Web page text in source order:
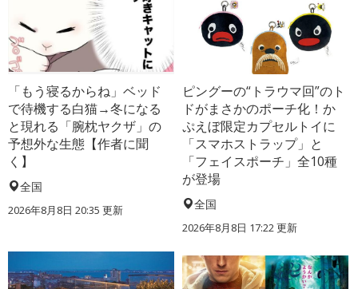
「もう寝るからね」ベッド
で待機する白猫→冬になる
と現れる「腕枕ヤクザ」の
予想外な生態【作者に聞
く】
全国
2026年8月8日 20:35 更新
ピングーの“トラウマ回”のト
ドがまさかのポーチ化！か
ぷえぼ限定カプセルトイに
「スマホストラップ」と
「フェイスポーチ」全10種
が登場
全国
2026年8月8日 17:22更新